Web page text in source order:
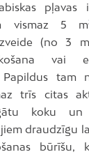
pļavas
vismaz 5
(no 3
vai
Papildus tam
trīs citas
koku un
draudzīgu
būrīšu,